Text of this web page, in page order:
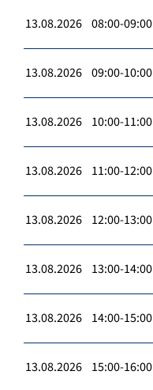
13.08.2026 08:00-09:00
13.08.2026 09:00-10:00
13.08.2026 10:00-11:00
13.08.2026 11:00-12:00
13.08.2026 12:00-13:00
13.08.2026 13:00-14:00
13.08.2026 14:00-15:00
13.08.2026 15:00-16:00